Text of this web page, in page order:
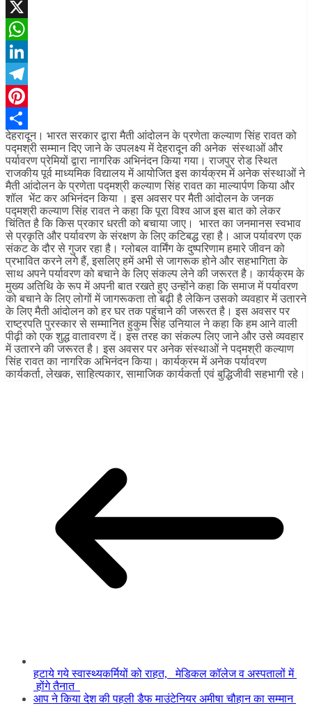
Facebook
X
WhatsApp
LinkedIn
Telegram
Pinterest
Share
देहरादून। भारत सरकार द्वारा मैती आंदोलन के प्रणेता कल्याण सिंह रावत को
पद्मश्री सम्मान दिए जाने के उपलक्ष्य में देहरादून की अनेक संस्थाओं और
पर्यावरण प्रेमियों द्वारा नागरिक अभिनंदन किया गया। राजपुर रोड स्थित
राजकीय पूर्व माध्यमिक विद्यालय में आयोजित इस कार्यक्रम में अनेक संस्थाओं ने
मैती आंदोलन के प्रणेता पद्मश्री कल्याण सिंह रावत का माल्यार्पण किया और
शॉल भेंट कर अभिनंदन किया । इस अवसर पर मैती आंदोलन के जनक
पद्मश्री कल्याण सिंह रावत ने कहा कि पूरा विश्व आज इस बात को लेकर
चिंतित है कि किस प्रकार धरती को बचाया जाए। भारत का जनमानस स्वभाव
से प्रकृति और पर्यावरण के संरक्षण के लिए कटिबद्ध रहा है। आज पर्यावरण एक
संकट के दौर से गुजर रहा है। ग्लोबल वार्मिंग के दुष्परिणाम हमारे जीवन को
प्रभावित करने लगे हैं, इसलिए हमें अभी से जागरूक होने और सहभागिता के
साथ अपने पर्यावरण को बचाने के लिए संकल्प लेने की जरूरत है। कार्यक्रम के
मुख्य अतिथि के रूप में अपनी बात रखते हुए उन्होंने कहा कि समाज में पर्यावरण
को बचाने के लिए लोगों में जागरूकता तो बढ़ी है लेकिन उसको व्यवहार में उतारने
के लिए मैती आंदोलन को हर घर तक पहुंचाने की जरूरत है। इस अवसर पर
राष्ट्रपति पुरस्कार से सम्मानित हुकुम सिंह उनियाल ने कहा कि हम आने वाली
पीढ़ी को एक शुद्ध वातावरण दें। इस तरह का संकल्प लिए जाने और उसे व्यवहार
में उतारने की जरूरत है। इस अवसर पर अनेक संस्थाओं ने पद्मश्री कल्याण
सिंह रावत का नागरिक अभिनंदन किया। कार्यक्रम में अनेक पर्यावरण
कार्यकर्ता, लेखक, साहित्यकार, सामाजिक कार्यकर्ता एवं बुद्धिजीवी सहभागी रहे।
हटाये गये स्वास्थ्यकर्मियों को राहत, मेडिकल कॉलेज व अस्पतालों में
होंगे तैनात
आप ने किया देश की पहली डैफ माउंटेनियर अमीषा चौहान का सम्मान